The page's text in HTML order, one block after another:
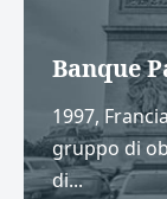
Banque
1997,
gruppo di
di...